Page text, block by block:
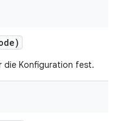
die Konfiguration fest.